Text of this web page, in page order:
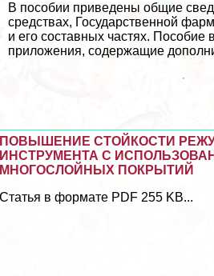
В пособии приведены общие
средствах, Государственной
и его составных частях. Пособие
приложения, содержащие
ПОВЫШЕНИЕ СТОЙКОСТИ
ИНСТРУМЕНТА С
МНОГОСЛОЙНЫХ ПОКРЫТИЙ
Статья в формате PDF 255 KB...